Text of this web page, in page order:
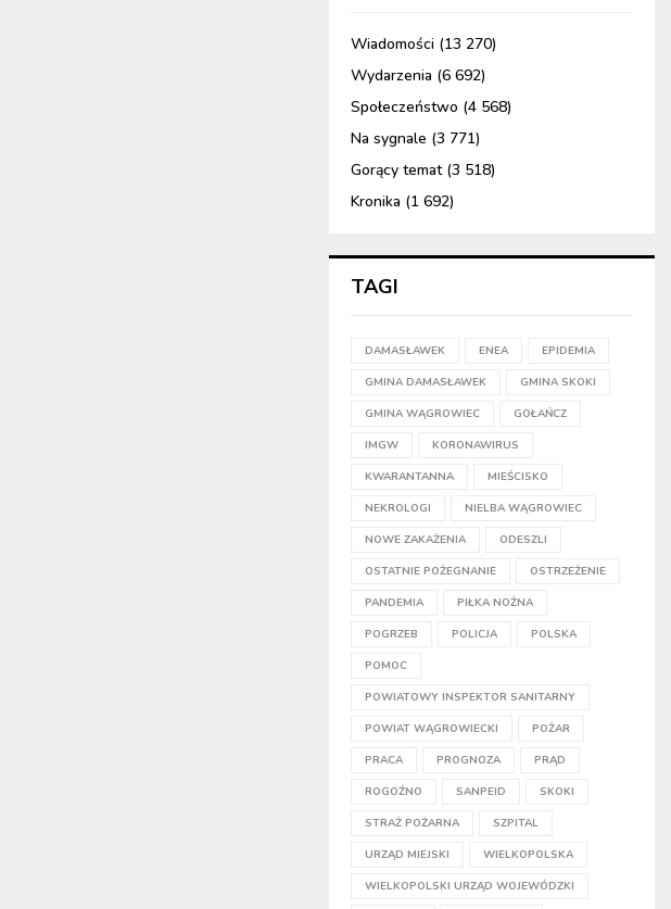
Wiadomości (13 270)
Wydarzenia (6 692)
Społeczeństwo (4 568)
Na sygnale (3 771)
Gorący temat(3 518)
Kronika (1 692)
TAGI
DAMASŁAWEK ENEA EPIDEMIA
GMINA DAMASŁAWEK GMINA SKOKI
GMINA WĄGROWIEC GOŁAŃCZ
IMGW KORONAWIRUS
KWARANTANNA MIEŚCISKO
NEKROLOGI NIELBA WĄGROWIEC
NOWE ZAKAŻENIA ODESZLI
OSTATNIE POŻEGNANIE OSTRZEŻENIE
PANDEMIA PIŁKA NOŻNA
POGRZEB POLICJA POLSKA
POMOC
POWIATOWY INSPEKTOR SANITARNY
POWIAT WĄGROWIECKI POŻAR
PRACA PROGNOZA PRĄD
ROGOŹNO SANPEID SKOKI
STRAŻ POŻARNA SZPITAL
URZĄD MIEJSKI WIELKOPOLSKA
WIELKOPOLSKI URZĄD WOJEWÓDZKI